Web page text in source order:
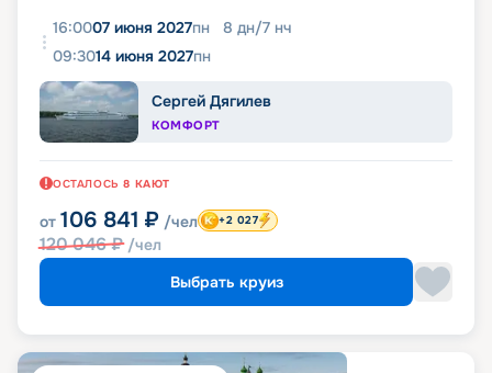
16:0007 июня 2027пн 8 дн/7 нч
09:3014 июня 2027пн
Сергей Дягилев
КОМФОРТ
ОСТАЛОСЬ 8 КАЮТ
от 106 841 ₽ /чел
120 046₽ /чел
+2 027
Выбрать круиз